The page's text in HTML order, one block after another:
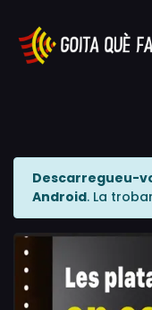
Descarregueu-
Android. La